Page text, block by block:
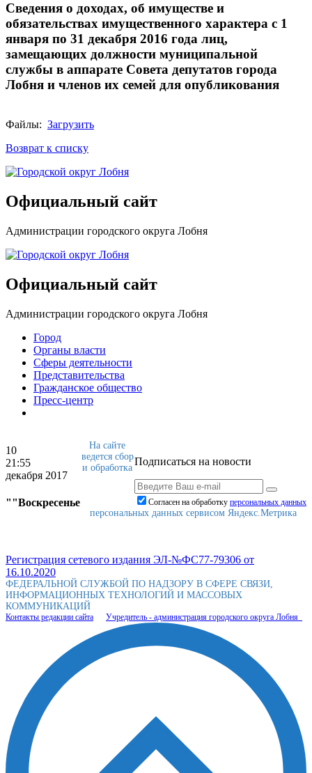
Сведения о доходах, об имуществе и
обязательствах имущественного характера с 1
января по 31 декабря 2016 года лиц,
замещающих должности муниципальной
службы в аппарате Совета депутатов города
Лобня и членов их семей для опубликования
Файлы: Загрузить
Возврат к списку
Официальный сайт
Администрации городского округа Лобня
Официальный сайт
Администрации городского округа Лобня
Город
Органы власти
Сферы деятельности
Представительства
Гражданское общество
Пресс-центр
10
21:55
декабря 2017
""Воскресенье
Подписаться на новости
Согласен на обработку персональныx данных
На сайте
ведется сбор
и обработка
персональных данных сервисом Яндекс.Метрика
Регистрация сетевого издания ЭЛ-№ФС77-79306 от
16.10.2020
ФЕДЕРАЛЬНОЙ СЛУЖБОЙ ПО НАДЗОРУ В СФЕРЕ СВЯЗИ,
ИНФОРМАЦИОННЫХ ТЕХНОЛОГИЙ И МАССОВЫХ
КОММУНИКАЦИЙ
Контакты редакции сайта Учредитель - администрация городского округа Лобня